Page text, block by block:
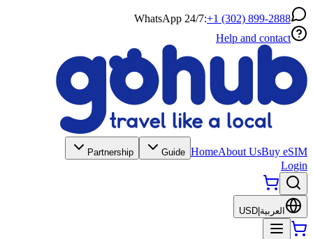
WhatsApp 24/7:+1 (302) 899-2888
Help and contact
HomeAbout UsBuy eSIM
Guide
Partnership
Login
العربية USD